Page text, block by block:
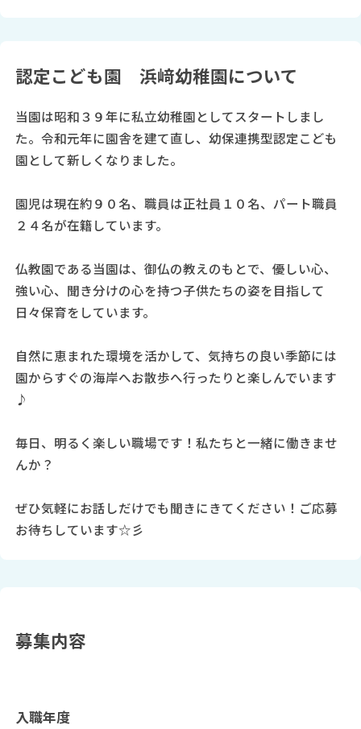
認定こども園 浜﨑幼稚園について
当園は昭和３９年に私立幼稚園としてスタートしまし
た。令和元年に園舎を建て直し、幼保連携型認定こども
園として新しくなりました。
園児は現在約９０名、職員は正社員１０名、パート職員
２４名が在籍しています。
仏教園である当園は、御仏の教えのもとで、優しい心、
強い心、聞き分けの心を持つ子供たちの姿を目指して
日々保育をしています。
自然に恵まれた環境を活かして、気持ちの良い季節には
園からすぐの海岸へお散歩へ行ったりと楽しんでいます
♪
毎日、明るく楽しい職場です！私たちと一緒に働きませ
んか？
ぜひ気軽にお話しだけでも聞きにきてください！ご応募
お待ちしています☆彡
募集内容
入職年度